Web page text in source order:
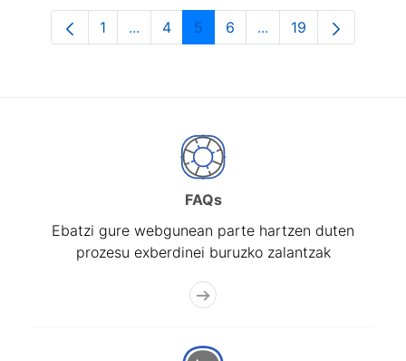
Orrialdea
1 ...Intermediate Pages Use TAB to
Orrialdea
4 Orrialdea
5 Orrialdea
6 ...Intermediate Pages
Orrialdea
19
FAQs
Ebatzi gure webgunean parte hartzen duten
prozesu exberdinei buruzko zalantzak